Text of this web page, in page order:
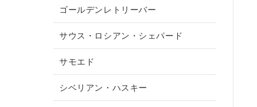
ゴールデンレトリーバー
サウス・ロシアン・シェパード
サモエド
シベリアン・ハスキー